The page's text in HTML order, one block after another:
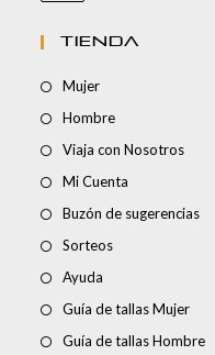
TIENDA
Mujer
Hombre
Viaja con Nosotros
Mi Cuenta
Buzón de sugerencias
Sorteos
Ayuda
Guía de tallas Mujer
Guía de tallas Hombre